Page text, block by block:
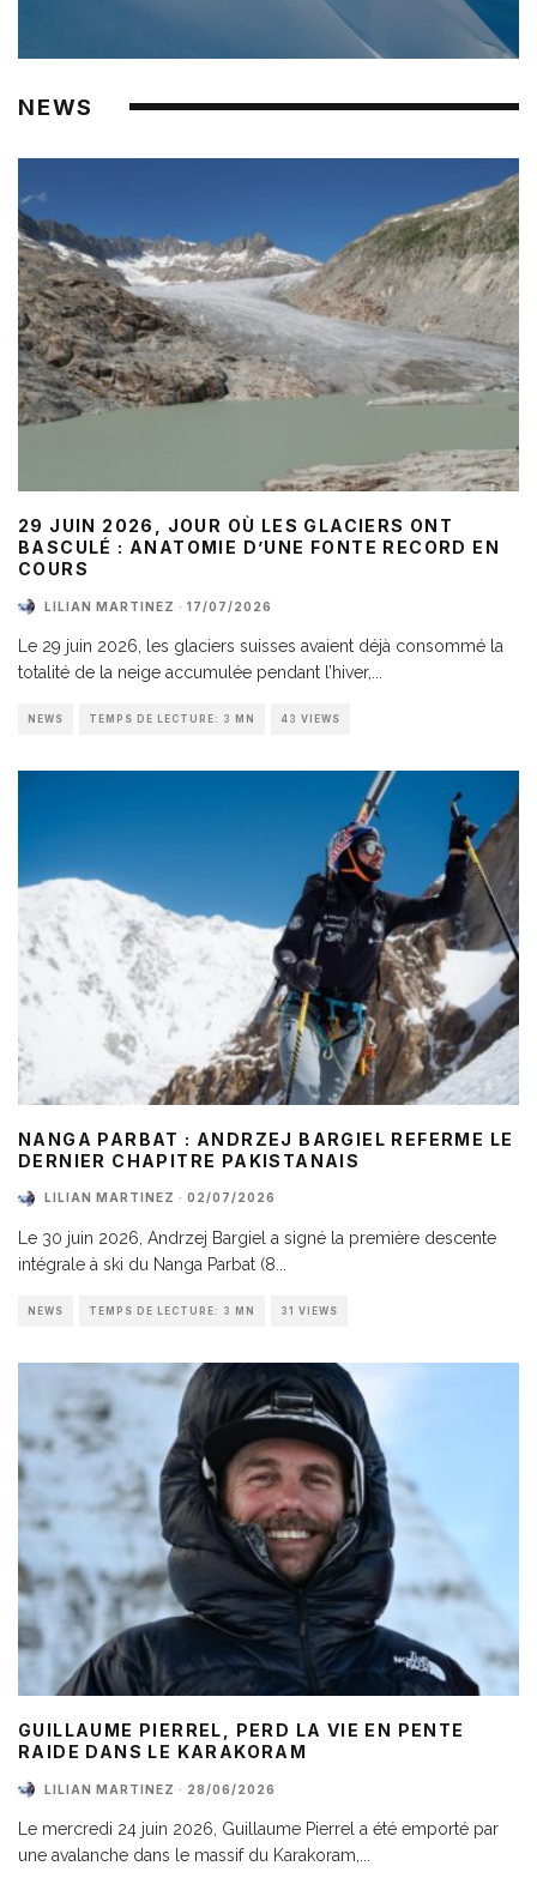
NEWS
29 JUIN 2026, JOUR OÙ LES GLACIERS ONT
BASCULÉ : ANATOMIE D’UNE FONTE RECORD EN
COURS
LILIAN MARTINEZ · 17/07/2026
Le 29 juin 2026, les glaciers suisses avaient déjà consommé la
totalité de la neige accumulée pendant l’hiver,
NEWS TEMPS DE LECTURE: 3 MN 43 VIEWS
NANGA PARBAT : ANDRZEJ BARGIEL REFERME LE
DERNIER CHAPITRE PAKISTANAIS
LILIAN MARTINEZ · 02/07/2026
Le 30 juin 2026, Andrzej Bargiel a signé la première descente
intégrale à ski du Nanga Parbat (8
NEWS TEMPS DE LECTURE: 3 MN 31 VIEWS
GUILLAUME PIERREL, PERD LA VIE EN PENTE
RAIDE DANS LE KARAKORAM
LILIAN MARTINEZ · 28/06/2026
Le mercredi 24 juin 2026, Guillaume Pierrel a été emporté par
une avalanche dans le massif du Karakoram,...